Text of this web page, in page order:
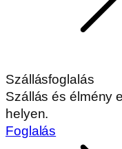
Szállásfoglalás
Szállás és élmény
helyen.
Foglalás